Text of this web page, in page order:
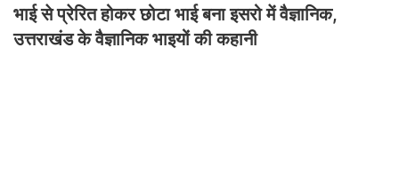
भाई से प्रेरित होकर छोटा भाई बना इसरो में वैज्ञानिक,
उत्तराखंड के वैज्ञानिक भाइयों की कहानी